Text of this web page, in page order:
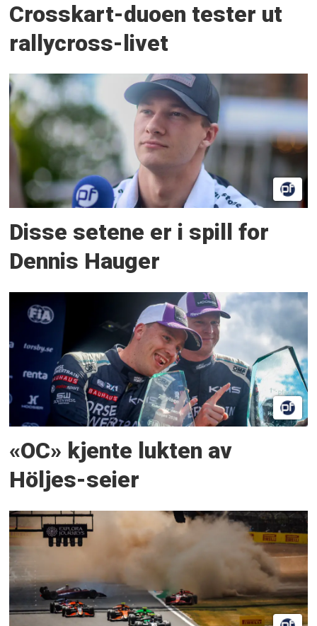
Crosskart-duoen tester ut
rallycross-livet
Disse setene er i spill for
Dennis Hauger
«OC» kjente lukten av
Höljes-seier